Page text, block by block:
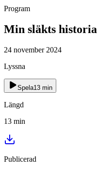
Program
Min släkts historia
24 november 2024
Lyssna
Spela13 min
Längd
13 min
Publicerad